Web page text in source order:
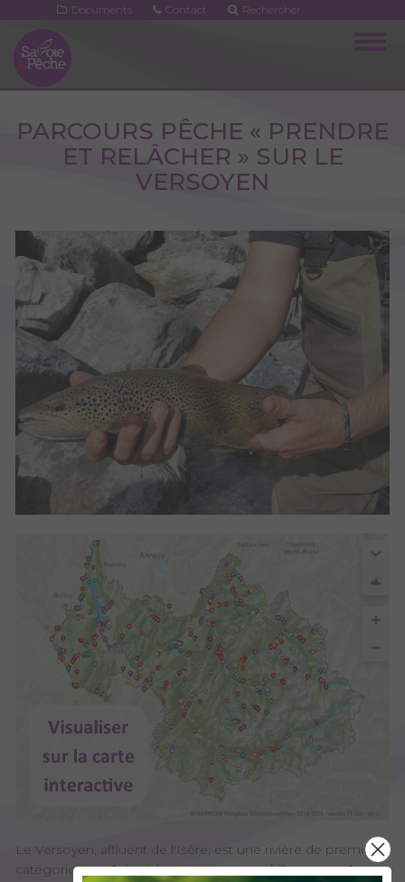
contenu
principal
Documents Contact Rechercher
PARCOURS PÊCHE « PRENDRE
ET RELÂCHER » SUR LE
VERSOYEN
Le Versoyen, affluent de l'Isère, est une rivière de première
catégorie. La pêche à la truite est en no-kill avec appâts